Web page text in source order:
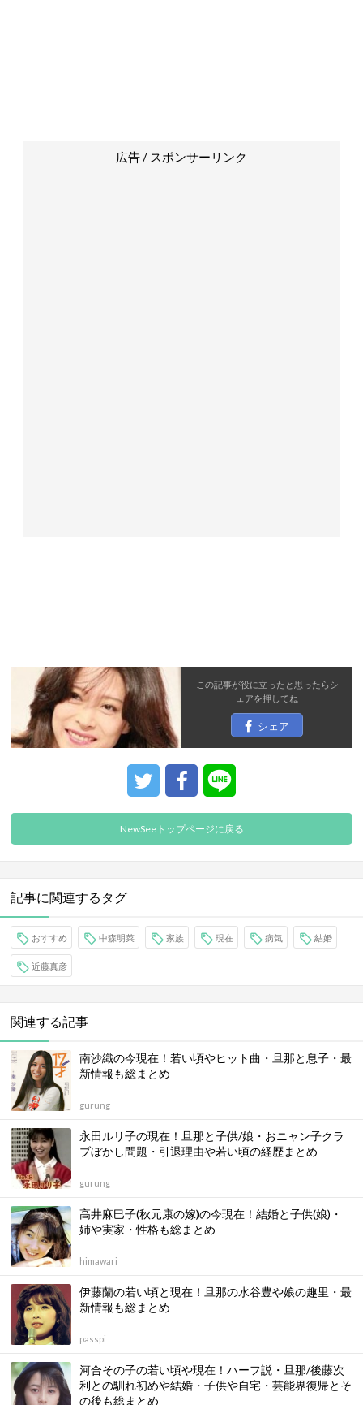
広告 / スポンサーリンク
この記事が役に立ったと思ったらシ
ェアを押してね
シェア
NewSeeトップページに戻る
記事に関連するタグ
おすすめ 中森明菜 家族 現在 病気 結婚
近藤真彦
関連する記事
南沙織の今現在！若い頃やヒット曲・旦那と息子・最
新情報も総まとめ
gurung
永田ルリ子の現在！旦那と子供/娘・おニャン子クラ
ブぼかし問題・引退理由や若い頃の経歴まとめ
gurung
高井麻巳子(秋元康の嫁)の今現在！結婚と子供(娘)・
姉や実家・性格も総まとめ
himawari
伊藤蘭の若い頃と現在！旦那の水谷豊や娘の趣里・最
新情報も総まとめ
passpi
河合その子の若い頃や現在！ハーフ説・旦那/後藤次
利との馴れ初めや結婚・子供や自宅・芸能界復帰とそ
の後も総まとめ